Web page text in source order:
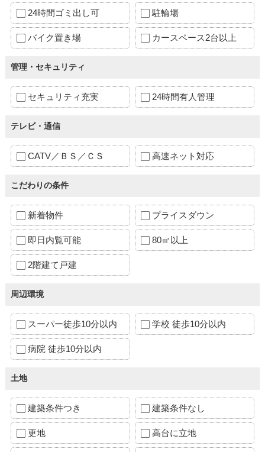
24時間ゴミ出し可 駐輪場
バイク置き場 カースペース2台以上
管理・セキュリティ
セキュリティ充実 24時間有人管理
テレビ・通信
CATV／ＢＳ／ＣＳ 高速ネット対応
こだわりの条件
新着物件 プライスダウン
即日内覧可能 80㎡以上
2階建て戸建
周辺環境
スーパー徒歩10分以内 学校 徒歩10分以内
病院 徒歩10分以内
土地
建築条件つき 建築条件なし
更地 高台に立地